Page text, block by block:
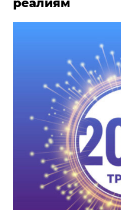
реалиям